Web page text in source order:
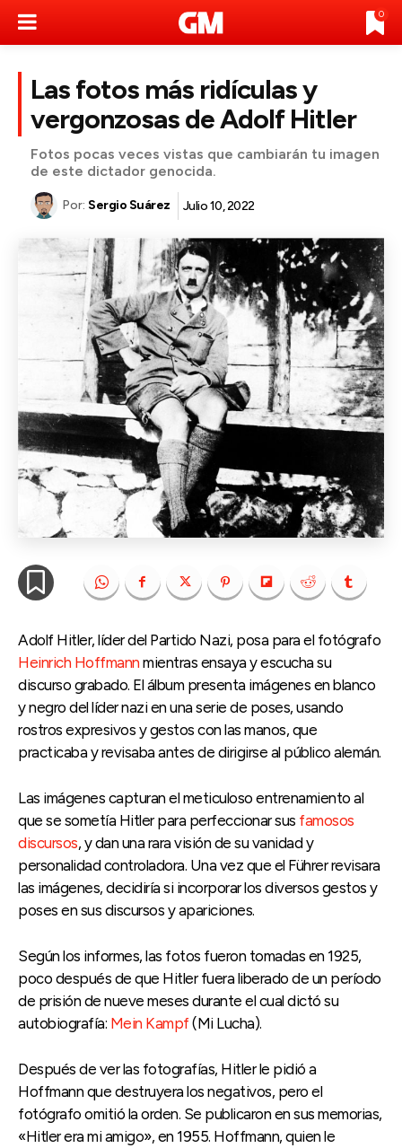
0
Las fotos más ridículas y
vergonzosas de Adolf Hitler
Fotos pocas veces vistas que cambiarán tu imagen
de este dictador genocida.
Por: Sergio Suárez Julio 10, 2022
Adolf Hitler, líder del Partido Nazi, posa para el fotógrafo
Heinrich Hoffmann mientras ensaya y escucha su
discurso grabado. El álbum presenta imágenes en blanco
y negro del líder nazi en una serie de poses, usando
rostros expresivos y gestos con las manos, que
practicaba y revisaba antes de dirigirse al público alemán.
Las imágenes capturan el meticuloso entrenamiento al
que se sometía Hitler para perfeccionar sus famosos
discursos, y dan una rara visión de su vanidad y
personalidad controladora. Una vez que el Führer revisara
las imágenes, decidiría si incorporar los diversos gestos y
poses en sus discursos y apariciones.
Según los informes, las fotos fueron tomadas en 1925,
poco después de que Hitler fuera liberado de un período
de prisión de nueve meses durante el cual dictó su
autobiografía: Mein Kampf(Mi Lucha).
Después de ver las fotografías, Hitler le pidió a
Hoffmann que destruyera los negativos, pero el
fotógrafo omitió la orden. Se publicaron en sus memorias,
«Hitler era mi amigo», en 1955. Hoffmann, quien le